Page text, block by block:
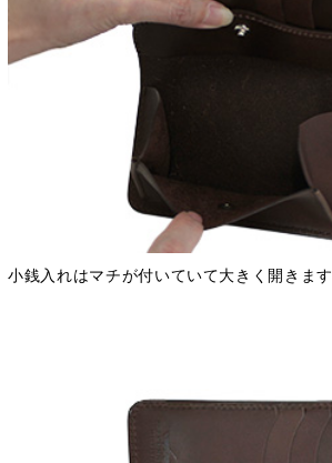
小銭入れはマチが付いていて大きく開きます